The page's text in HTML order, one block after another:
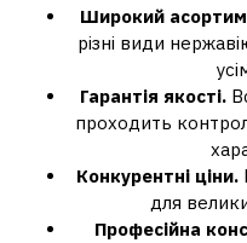
Широкий
різні види
Гарантія якості.
проходить
Конкурентні ціни.
для
Професійна